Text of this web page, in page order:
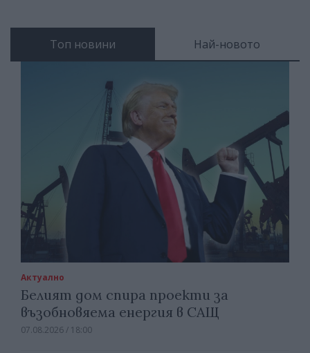
Топ новини Най-новото
Актуално
Белият дом спира проекти за
възобновяема енергия в САЩ
07.08.2026 / 18:00